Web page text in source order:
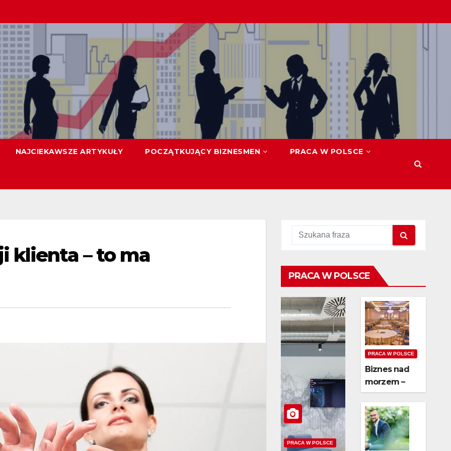
NAJCIEKAWSZE ARTYKUŁY POCZĄTKUJĄCY BIZNESMEN PRACA W POLSCE
klienta – to ma
PRACA W POLSCE
PRACA W POLSCE
PRACA W POLSCE
Biznes nad
morzem –
czy wynajem
domków jest
opłacalny?